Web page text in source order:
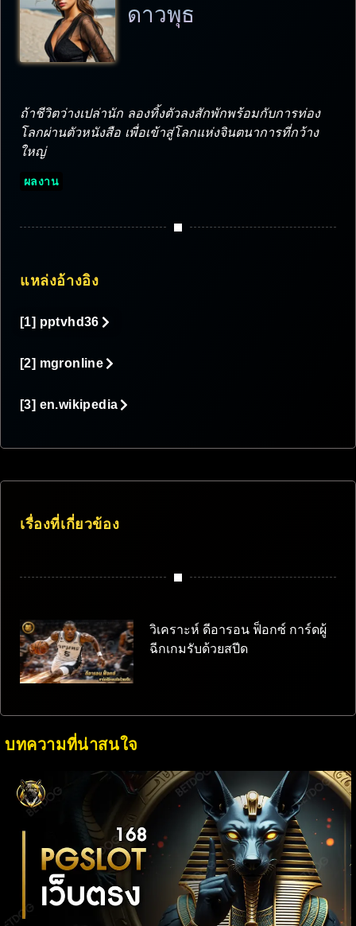
ดาวพุธ
ถ้าชีวิตว่างเปล่านัก ลองทิ้งตัวลงสักพักพร้อมกับการท่อง
โลกผ่านตัวหนังสือ เพื่อเข้าสู่โลกแห่งจินตนาการที่กว้าง
ใหญ่
ผลงาน
แหล่งอ้างอิง
[1] pptvhd36
[2] mgronline
[3] en.wikipedia
เรื่องที่เกี่ยวข้อง
วิเคราะห์ ดีอารอน ฟ็อกซ์ การ์ดผู้
ฉีกเกมรับด้วยสปีด
บทความที่น่าสนใจ